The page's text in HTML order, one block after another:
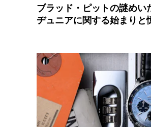
ブラッド・ピットの謎めい
ヂュニアに関する始まりと
Magazine Feature: 大空の時を
ウォッチという矜持